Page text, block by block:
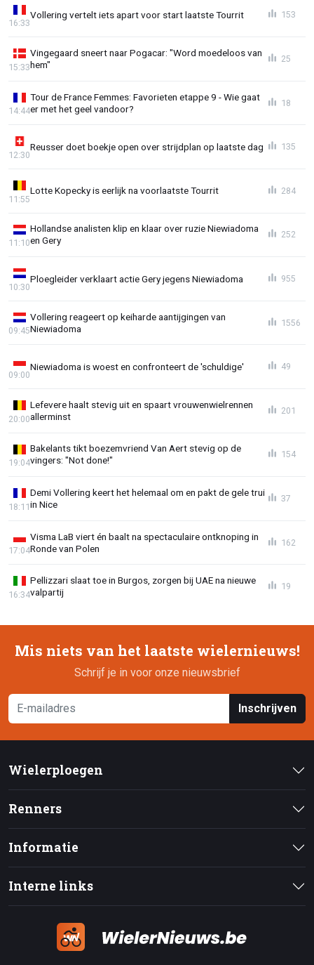
Vollering vertelt iets apart voor start laatste Tourrit
16:33
153
Vingegaard sneert naar Pogacar: "Word moedeloos van
hem"
15:33
25
Tour de France Femmes: Favorieten etappe 9 - Wie gaat
er met het geel vandoor?
14:44
18
Reusser doet boekje open over strijdplan op laatste dag
12:30
135
Lotte Kopecky is eerlijk na voorlaatste Tourrit
11:55
284
Hollandse analisten klip en klaar over ruzie Niewiadoma
en Gery
11:10
252
Ploegleider verklaart actie Gery jegens Niewiadoma
10:30
955
Vollering reageert op keiharde aantijgingen van
Niewiadoma
09:45
1556
Niewiadoma is woest en confronteert de 'schuldige'
09:00
49
Lefevere haalt stevig uit en spaart vrouwenwielrennen
allerminst
20:00
201
Bakelants tikt boezemvriend Van Aert stevig op de
vingers: "Not done!"
19:04
154
Demi Vollering keert het helemaal om en pakt de gele trui
in Nice
18:11
37
Visma LaB viert én baalt na spectaculaire ontknoping in
Ronde van Polen
17:04
162
Pellizzari slaat toe in Burgos, zorgen bij UAE na nieuwe
valpartij
16:34
19
Mis niets van het laatste wielernieuws!
Schrijf je in voor onze nieuwsbrief
Inschrijven
Wielerploegen
Renners
Informatie
Interne links